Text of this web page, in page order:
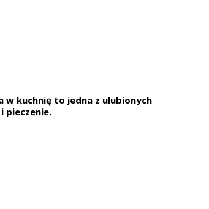
w kuchnię to jedna z ulubionych
pieczenie.